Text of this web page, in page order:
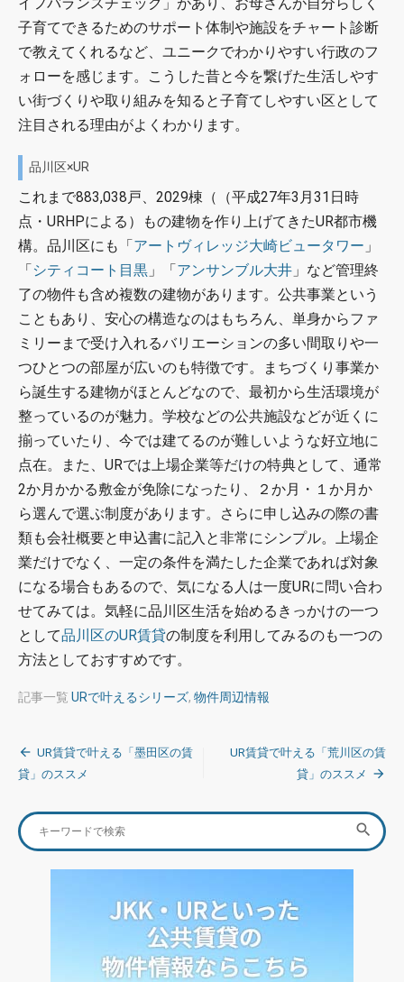
子育てできるためのサポート体制や施設をチャート診断
で教えてくれるなど、ユニークでわかりやすい行政のフ
ォローを感じます。こうした昔と今を繋げた生活しやす
い街づくりや取り組みを知ると子育てしやすい区として
注目される理由がよくわかります。
品川区×UR
これまで883,038戸、2029棟（（平成27年3月31日時
点・URHPによる）もの建物を作り上げてきたUR都市機
構。品川区にも「アートヴィレッジ大崎ビュータワー 」
「シティコート目黒 」「アンサンブル大井 」など管理終
了の物件も含め複数の建物があります。公共事業という
こともあり、安心の構造なのはもちろん、単身からファ
ミリーまで受け入れるバリエーションの多い間取りや一
つひとつの部屋が広いのも特徴です。まちづくり事業か
ら誕生する建物がほとんどなので、最初から生活環境が
整っているのが魅力。学校などの公共施設などが近くに
揃っていたり、今では建てるのが難しいような好立地に
点在。また、URでは上場企業等だけの特典として、通常
2か月かかる敷金が免除になったり、２か月・１か月か
ら選んで選ぶ制度があります。さらに申し込みの際の書
類も会社概要と申込書に記入と非常にシンプル。上場企
業だけでなく、一定の条件を満たした企業であれば対象
になる場合もあるので、気になる人は一度URに問い合わ
せてみては。気軽に品川区生活を始めるきっかけの一つ
として品川区のUR賃貸の制度を利用してみるのも一つの
方法としておすすめです。
記事一覧 URで叶えるシリーズ, 物件周辺情報
投
稿
ナ
ビ
UR賃貸で叶える「墨田区の賃
貸」のススメ
UR賃貸で叶える「荒川区の賃
貸」のススメ
Search
for:
